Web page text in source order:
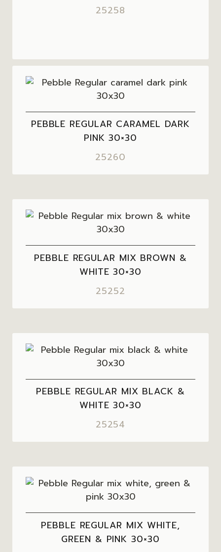
25258
PEBBLE REGULAR CARAMEL DARK
PINK 30×30
25260
PEBBLE REGULAR MIX BROWN &
WHITE 30×30
25252
PEBBLE REGULAR MIX BLACK &
WHITE 30×30
25254
PEBBLE REGULAR MIX WHITE,
GREEN & PINK 30×30